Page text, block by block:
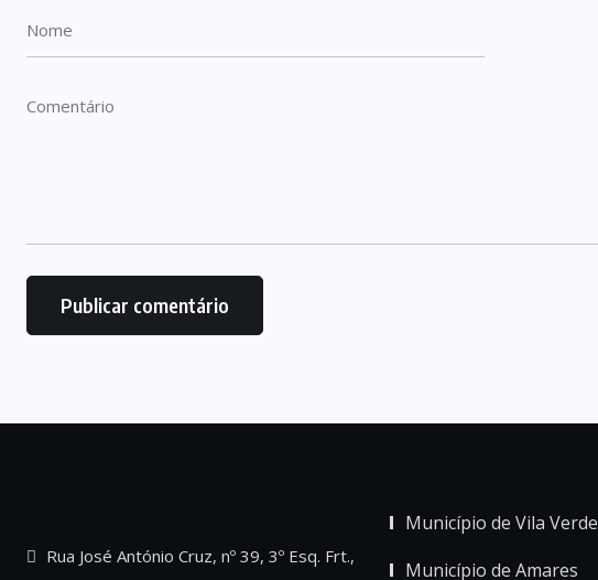
Rua José António Cruz, nº 39, 3º Esq. Frt.,
Município de Vila Verde
Município de Amares